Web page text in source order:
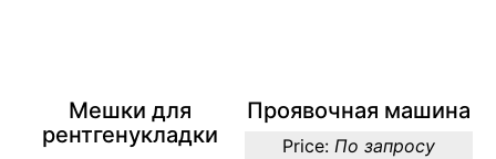
Мешки для
рентгенукладки
Проявочная машина
Price: По запросу